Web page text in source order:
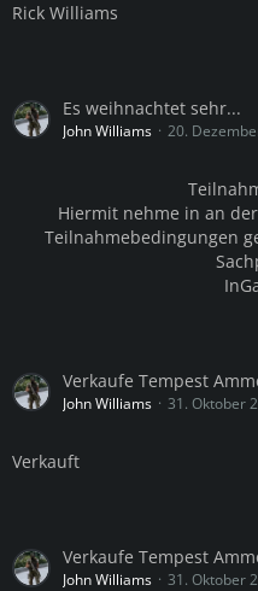
Rick Williams
Es weihnachtet sehr...
John Williams 20.
Hiermit nehme in an
Teilnahmebedingungen
Verkaufe Tempest
John Williams 31. Oktober
Verkauft
Verkaufe Tempest
John Williams 31. Oktober